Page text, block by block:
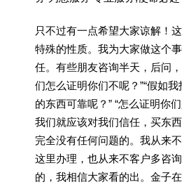
只不过有一点希望大家谅解！
特殊的性质。我为大家做这个
任。有些朋友咨询半天，后问
们怎么证明你们不呢？”“假如
的东西可靠呢？” “怎么证明你
我们就应该对我们信任，买东
完全没有任何问题的。我从来
这里办理，也从来不客户多咨
的，我相信大家看的出。金子